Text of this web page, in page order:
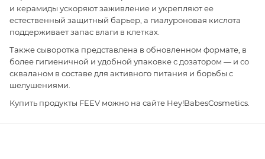
и керамиды ускоряют заживление и укрепляют ее
естественный защитный барьер, а гиалуроновая кислота
поддерживает запас влаги в клетках.
Также сыворотка представлена в обновленном формате, в
более гигиеничной и удобной упаковке с дозатором — и со
скваланом в составе для активного питания и борьбы с
шелушениями.
Купить продукты FEEV можно на сайте Hey!BabesCosmetics.